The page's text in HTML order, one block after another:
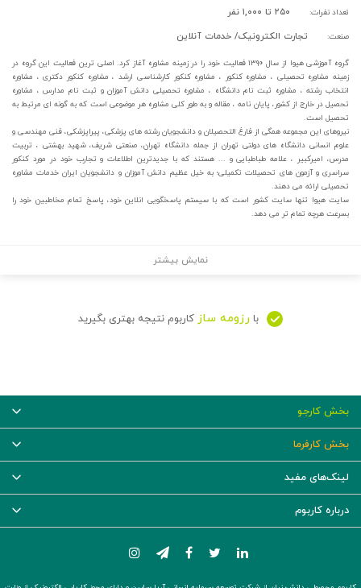
تعداد نفرات: ۲۵۰ تا ۱,۰۰۰ نفر
صنعت: تجارت الکترونیک/ خدمات آنلاین
گروه آموزشی هیوا از سال ۱۳۹۰ فعالیت خود را در زمینه مشاوره آغاز کرد. اصلی ترین فعالیت این گروه در
زمینه مشاوره تحصیلی ، مشاوره کنکور ، مشاوره کنکور کارشناسی ارشد ، مشاوره کنکور دکتری ، مشاوره
انتخاب رشته ، مشاوره ثبت نام دانشگاه ، مشاوره تحصیلی دانش آموزان و ثبت نام مدارس ، مشاوره
تحصیل در خارج از کشور، پایان نامه ، مقاله و به طور کلی مشاوره هر موضوعی است که به گونه ای مرتبط به
تحصیل است.
نیروهای این مجموعه همگی از فارغ التحصیلان و دانشجویان رشته های پزشکی، پیراپزشکی، فنی مهندسی و
علوم انسانی دانشگاه های دولتی تهران از جمله دانشگاه تهران، صنعتی شریف، شهید بهشتی ، تربیت
مدرس، امیرکبیر ، علامه طباطبایی و ... هستند که با جدیدترین اطلاعات و تجارب خود در مورد کنکور
سراسری و آزمون های تحصیلات تکمیلی؛ به خیل عظیم دانش آموزان و دانشجویان ایران خدمات مشاوره
تحصیلی ارائه می دهند.
سایت هیوا تنها سایت کشور است که با سیستم پاسخگویی انلاین خود، پاسخ تمام مخاطبین خود را
بسرعت هرچه تمام تر می دهد.
نمایش بیشتر
با رزومه ساز کاربوم نتیجه بهتری بگیرید
بخش کارجو
بخش کارفرما
لینک‌های مفید
درباره کاربوم